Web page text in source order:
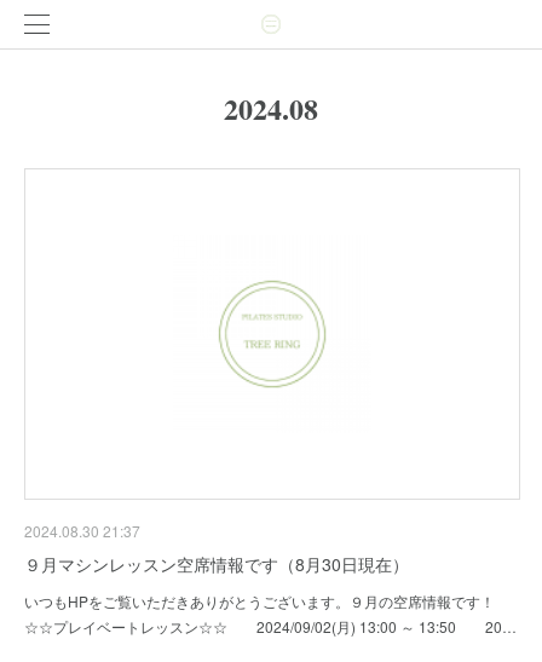
2024.08
2024.08.30 21:37
９月マシンレッスン空席情報です（8月30日現在）
いつもHPをご覧いただきありがとうございます。９月の空席情報です！
☆☆プレイベートレッスン☆☆ 2024/09/02(月) 13:00 ～ 13:50 20…